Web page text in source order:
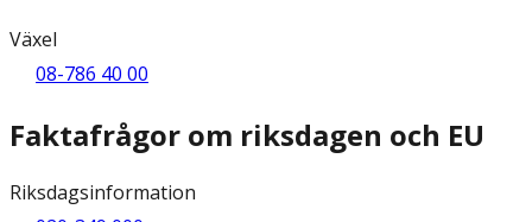
Växel
08-786 40 00
Faktafrågor om riksdagen och EU
Riksdagsinformation